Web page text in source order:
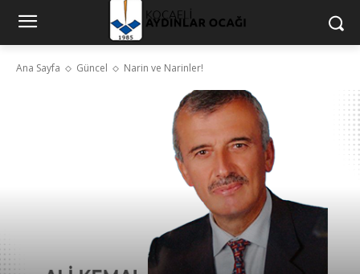
Ana Sayfa Güncel Narin ve Narinler!